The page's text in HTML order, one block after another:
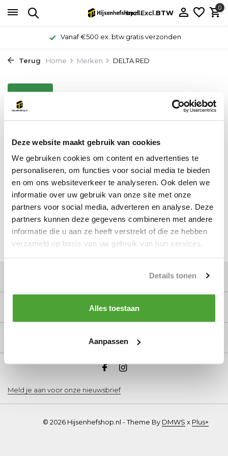
Deze website maakt gebruik van cookies
We gebruiken cookies om content en advertenties te
personaliseren, om functies voor social media te bieden
en om ons websiteverkeer te analyseren. Ook delen we
informatie over uw gebruik van onze site met onze
partners voor social media, adverteren en analyse. Deze
partners kunnen deze gegevens combineren met andere
informatie die u aan ze heeft verstrekt of die ze hebben
verzameld op basis van uw gebruik van hun services.
Details tonen
Alles toestaan
Aanpassen
Incl.Excl.BTW
0
Vanaf €500 ex. btw gratis verzonden
Terug Home Merken DELTA RED
Geen producten gevonden!...
Meld je aan voor onze nieuwsbrief
© 2026 Hijsenhefshop.nl - Theme By DMWS x Plus+